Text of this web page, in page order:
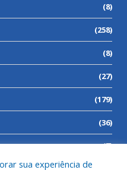
(8)
(258)
(8)
(27)
(179)
(36)
(7)
sua experiência de